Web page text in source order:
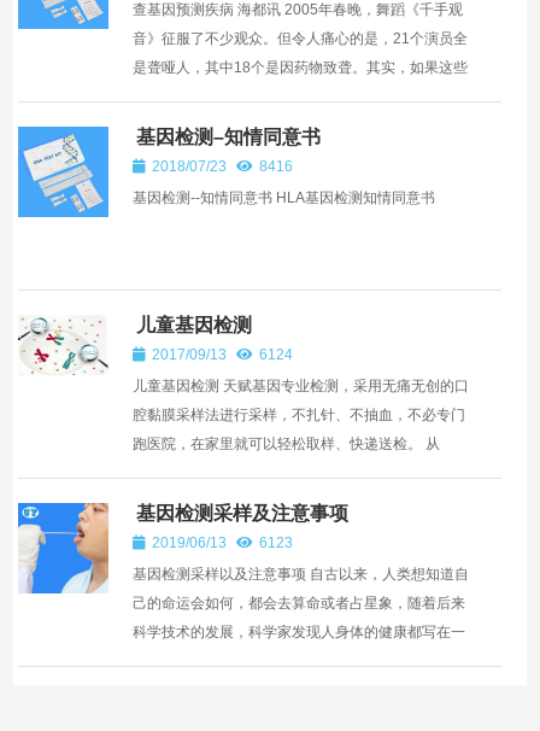
查基因预测疾病 海都讯 2005年春晚，舞蹈《千手观
音》征服了不少观众。但令人痛心的是，21个演员全
是聋哑人，其中18个是因药物致聋。其实，如果这些
悲剧。 昨...
基因检测–知情同意书
2018/07/23
8416
基因检测--知情同意书 HLA基因检测知情同意书
儿童基因检测
2017/09/13
6124
儿童基因检测 天赋基因专业检测，采用无痛无创的口
腔黏膜采样法进行采样，不扎针、不抽血，不必专门
跑医院，在家里就可以轻松取样、快递送检。 从
能，对9个基因...
基因检测采样及注意事项
2019/06/13
6123
基因检测采样以及注意事项 自古以来，人类想知道自
己的命运会如何，都会去算命或者占星象，随着后来
科学技术的发展，科学家发现人身体的健康都写在一